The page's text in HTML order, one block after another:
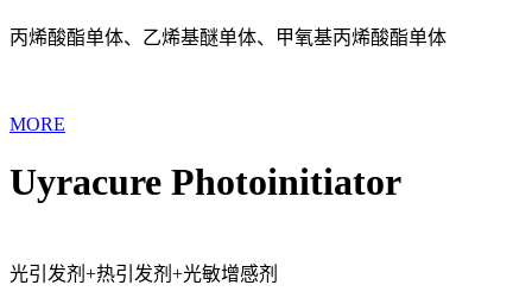
丙烯酸酯单体、乙烯基醚单体、甲氧基丙烯酸酯单体
MORE
Uyracure Photoinitiator
光引发剂+热引发剂+光敏增感剂